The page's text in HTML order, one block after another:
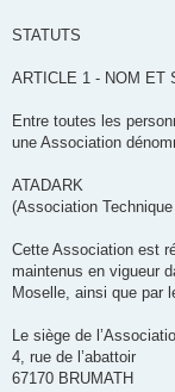
s
a
e
STATUTS
ARTICLE 1 - NOM ET
Entre toutes les
une Association
ATADARK
(Association
Cette Association est
maintenus en vigueur
Moselle, ainsi que par
Le siège de
4, rue de l’abattoir
67170 BRUMATH